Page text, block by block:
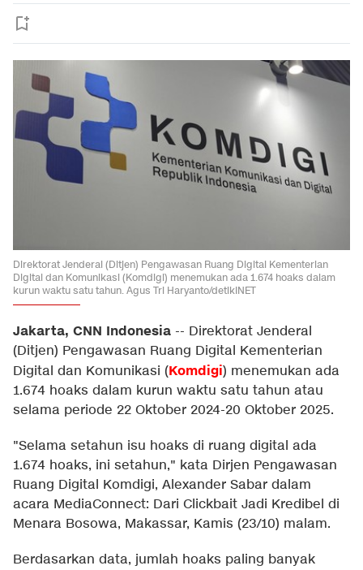
Direktorat Jenderal (Ditjen) Pengawasan Ruang Digital Kementerian
Digital dan Komunikasi (Komdigi) menemukan ada 1.674 hoaks dalam
kurun waktu satu tahun. Agus Tri Haryanto/detikINET
Jakarta, CNN Indonesia -- Direktorat Jenderal
(Ditjen) Pengawasan Ruang Digital Kementerian
Digital dan Komunikasi (Komdigi) menemukan ada
1.674 hoaks dalam kurun waktu satu tahun atau
selama periode 22 Oktober 2024-20 Oktober 2025.
"Selama setahun isu hoaks di ruang digital ada
1.674 hoaks, ini setahun," kata Dirjen Pengawasan
Ruang Digital Komdigi, Alexander Sabar dalam
acara MediaConnect: Dari Clickbait Jadi Kredibel di
Menara Bosowa, Makassar, Kamis (23/10) malam.
Berdasarkan data, jumlah hoaks paling banyak